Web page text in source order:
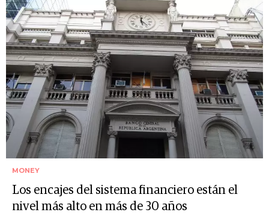
MONEY
Los encajes del sistema financiero están el
nivel más alto en más de 30 años